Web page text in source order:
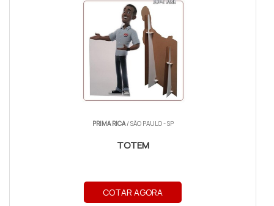
PRIMA RICA/ SÃO PAULO - SP
TOTEM
COTAR AGORA